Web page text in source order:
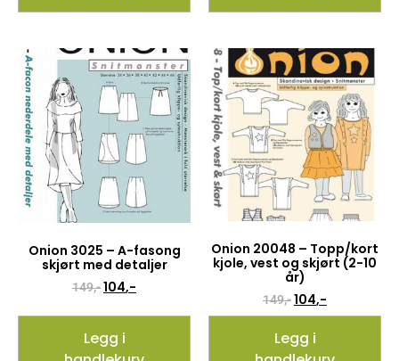
Onion 3025 – A-fasong
skjørt med detaljer
149,-104,-
Legg i
Onion 20048 – Topp/kort
kjole, vest og skjørt (2-10
år)
149,-104,-
Legg i